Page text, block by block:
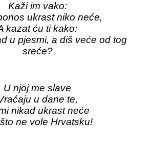
Kaži im vako:
ukrast niko neće,
kazat ću ti kako:
u pjesmi, a diš veće od tog
sreće?
U njoj me slave
u dane te,
nikad ukrast neće
ne vole Hrvatsku!